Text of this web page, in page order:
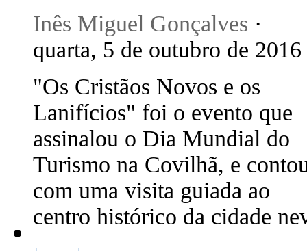
Inês Miguel Gonçalves ·
quarta, 5 de outubro de 2016
"Os Cristãos Novos e os
Lanifícios" foi o evento que
assinalou o Dia Mundial do
Turismo na Covilhã, e
com uma visita guiada ao
centro histórico da cidade